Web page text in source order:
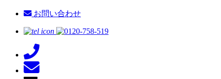
お問い合わせ